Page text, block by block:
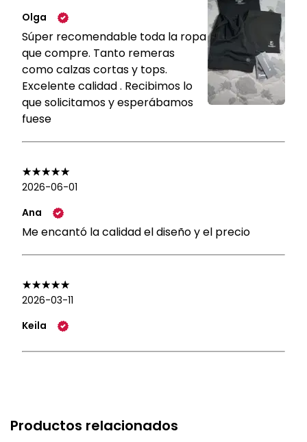
Olga
Súper recomendable toda la ropa
que compre. Tanto remeras
como calzas cortas y tops.
Excelente calidad . Recibimos lo
que solicitamos y esperábamos
fuese
2026-06-01
Ana
Me encantó la calidad el diseño y el precio
2026-03-11
Keila
Productos relacionados